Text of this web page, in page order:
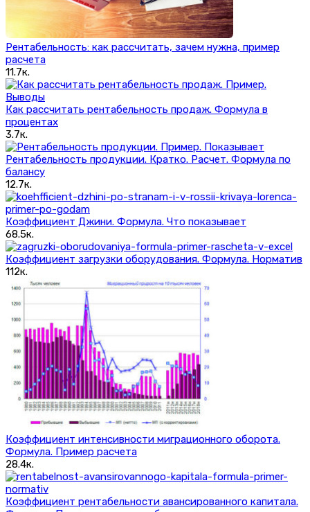
Рентабельность: как рассчитать, зачем нужна, пример
расчета
11.7к.
Как рассчитать рентабельность продаж. Формула в
процентах
3.7к.
Рентабельность продукции. Кратко. Расчет. Формула по
балансу
12.7к.
Коэффициент Джини. Формула. Что показывает
68.5к.
Коэффициент загрузки оборудования. Формула. Норматив
112к.
Коэффициент интенсивности миграционного оборота.
Формула. Пример расчета
28.4к.
Коэффициент рентабельности авансированного капитала.